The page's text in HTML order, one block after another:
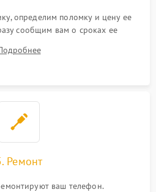
определим поломку и цену ее
сообщим вам о сроках ее
Ремонт
ваш телефон.